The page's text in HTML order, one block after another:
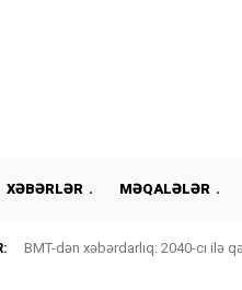
XƏBƏRLƏR MƏQALƏLƏR
BMT-dən xəbərdarlıq: 2040-cı ilə